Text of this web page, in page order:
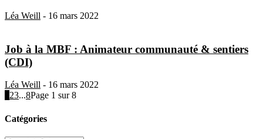
Léa Weill - 16 mars 2022
Job à la MBF : Animateur communauté & sentiers
(CDI)
Léa Weill - 16 mars 2022
23...8Page 1 sur 8
Catégories